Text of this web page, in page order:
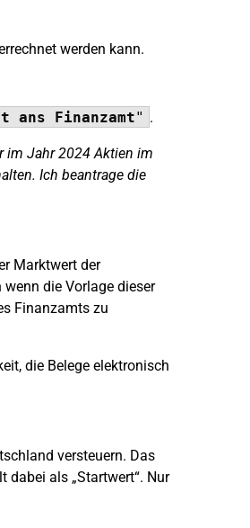
werden kann.
ans Finanzamt" .
im Jahr 2024 Aktien im
Ich beantrage die
Marktwert der
die Vorlage dieser
Finanzamts zu
die Belege elektronisch
versteuern. Das
dabei als „Startwert“. Nur